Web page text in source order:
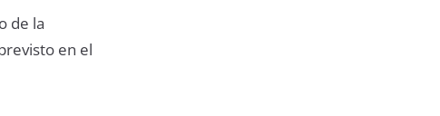
de la
en el